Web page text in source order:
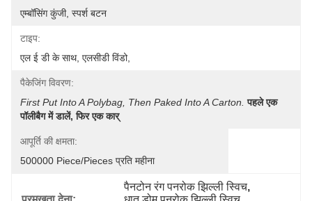
एम्बॉसिंग कुंजी, स्पर्श बटन
टाइप:
एल ई डी के साथ, एलसीडी विंडो,
पैकेजिंग विवरण:
First Put Into A Polybag, Then Paked Into A Carton. पहले एक
पॉलीबैग में डालें, फिर एक कार्
आपूर्ति की क्षमता:
500000 Piece/Pieces प्रति महीना
पैनटोन रंग पनरोक झिल्ली स्विच,